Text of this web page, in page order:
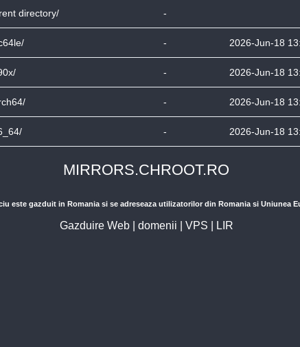
directory/ -
- 2026-Jun-18
- 2026-Jun-18
- 2026-Jun-18
- 2026-Jun-18
MIRRORS.CHROOT.RO
este gazduit in Romania si se adreseaza utilizatorilor din Romania si Uniunea
Gazduire Web| domenii VPS LIR